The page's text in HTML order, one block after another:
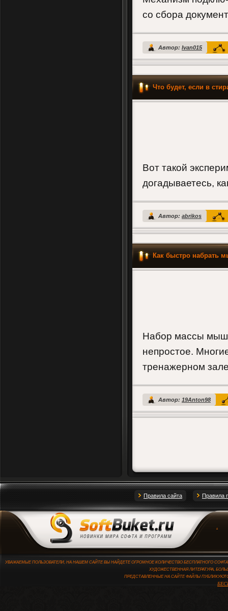
со сбора
Автор: Ivan015
Что будет, если в
Вот такой
догадываетесь,
Автор: abrikos
Как быстро набрать
Набор массы
непростое.
тренажерном
Автор: 19Anton98
Правила сайта Правила
УВАЖАЕМЫЕ ПОЛЬЗОВАТЕЛИ, НА НАШЕМ САЙТЕ ВЫ НАЙДЕТЕ ОГРОМНОЕ КОЛИЧЕСТВО БЕСПЛАТНОГО
ХУДОЖЕСТВЕННАЯ ЛИТЕРАТУРА,
ПРЕДСТАВЛЕННЫЕ НА САЙТЕ ФАЙЛЫ